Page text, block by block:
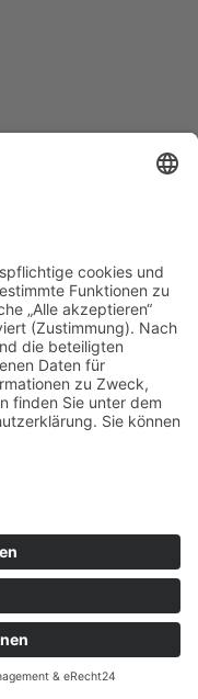
der:
Dorfstraße 19 a
IT-